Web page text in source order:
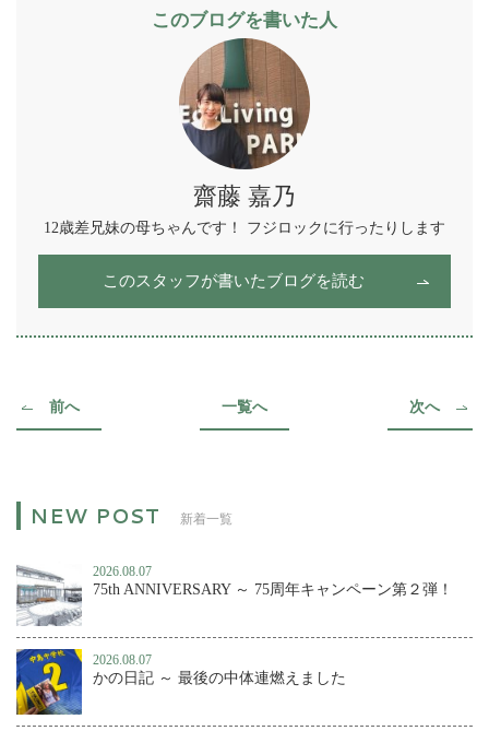
このブログを書いた人
齋藤 嘉乃
12歳差兄妹の母ちゃんです！ フジロックに行ったりします
このスタッフが書いたブログを読む
前へ 一覧へ 次へ
新着一覧
2026.08.07
75th ANNIVERSARY ～ 75周年キャンペーン第２弾！
2026.08.07
かの日記 ～ 最後の中体連燃えました